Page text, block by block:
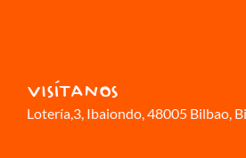
VISÍTANOS
Lotería,3, Ibaiondo, 48005 Bilbao,